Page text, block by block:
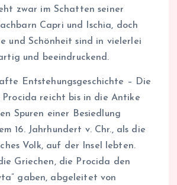
zwar im Schatten seiner
Capri und Ischia, doch
und Schönheit sind in vielerlei
und beeindruckend.
Entstehungsgeschichte – Die
Procida reicht bis in die Antike
Spuren einer Besiedlung
16. Jahrhundert v. Chr., als die
Volk, auf der Insel lebten.
Griechen, die Procida den
gaben, abgeleitet von